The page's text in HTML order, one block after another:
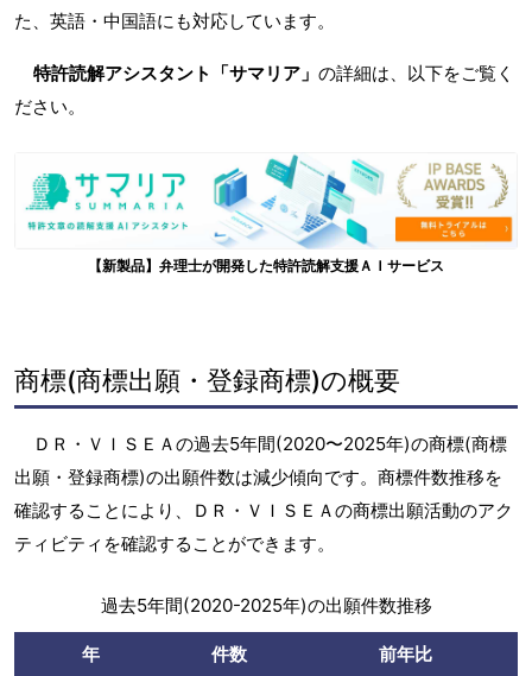
た、英語・中国語にも対応しています。
特許読解アシスタント「サマリア」 の詳細は、以下をご覧く
ださい。
【新製品】弁理士が開発した特許読解支援ＡＩサービス
商標(商標出願・登録商標)の概要
ＤＲ・ＶＩＳＥＡの過去5年間(2020〜2025年)の商標(商標
出願・登録商標)の出願件数は減少傾向です。商標件数推移を
確認することにより、ＤＲ・ＶＩＳＥＡの商標出願活動のアク
ティビティを確認することができます。
過去5年間(2020-2025年)の出願件数推移
年 件数
前年比